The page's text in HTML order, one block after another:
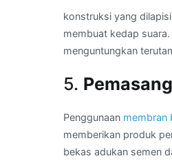
konstruksi yang
membuat kedap
menguntungkan
5.
Penggunaan membran
memberikan produk
bekas adukan semen